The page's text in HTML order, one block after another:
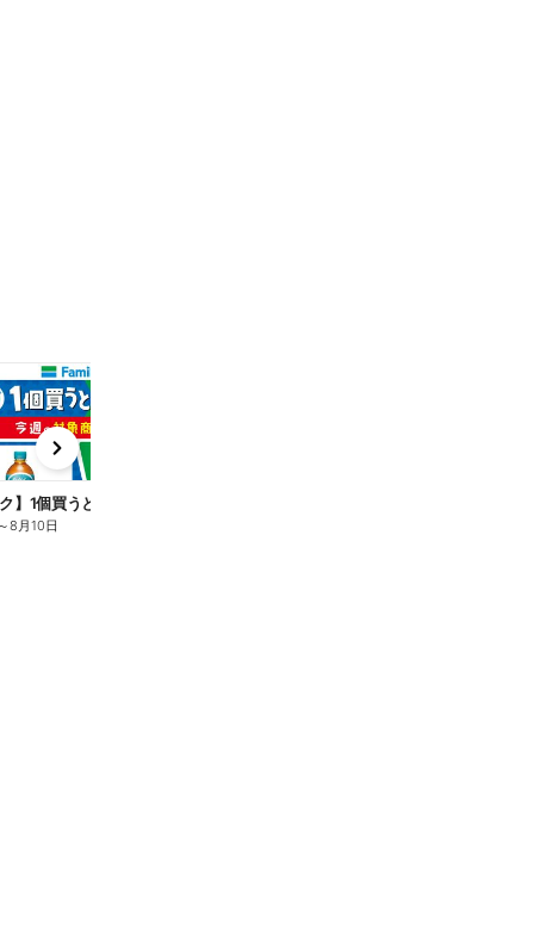
ク】1個買うと1個もらえる/麦茶
～8月10日
e
x
t